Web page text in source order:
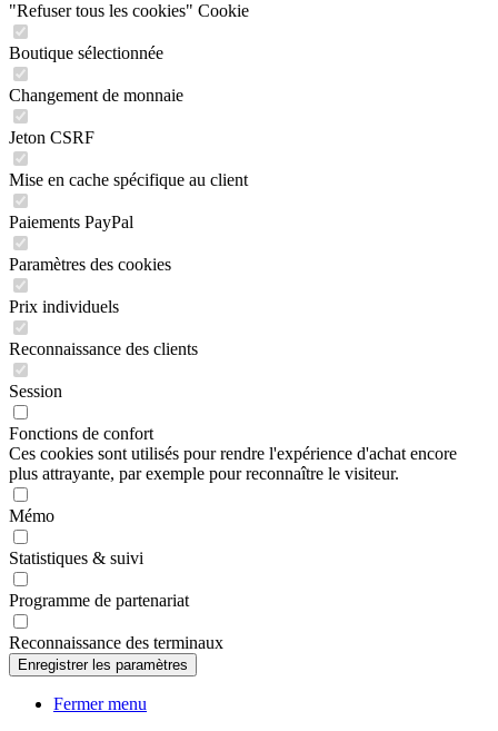
"Refuser tous les cookies" Cookie
Boutique sélectionnée
Changement de monnaie
Jeton CSRF
Mise en cache spécifique au client
Paiements PayPal
Paramètres des cookies
Prix individuels
Reconnaissance des clients
Session
Fonctions de confort
Ces cookies sont utilisés pour rendre l'expérience d'achat encore
plus attrayante, par exemple pour reconnaître le visiteur.
Mémo
Statistiques & suivi
Programme de partenariat
Reconnaissance des terminaux
Fermer menu